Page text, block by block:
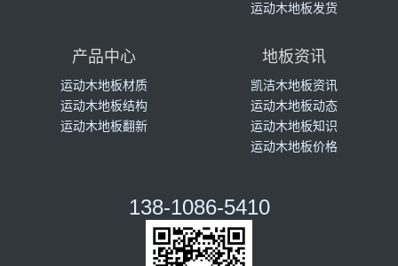
运动木地板发货
产品中心
运动木地板材质
运动木地板结构
运动木地板翻新
地板资讯
凯洁木地板资讯
运动木地板动态
运动木地板知识
运动木地板价格
138-1086-5410